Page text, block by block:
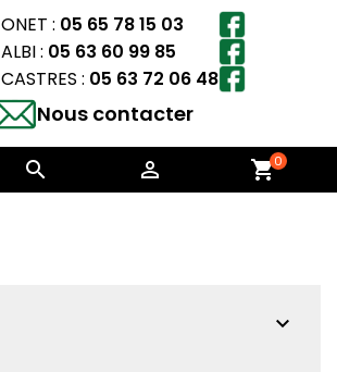
ONET : 05 65 78 15 03
ALBI : 05 63 60 99 85
CASTRES : 05 63 72 06 48
Nous contacter
  shopping_cart0